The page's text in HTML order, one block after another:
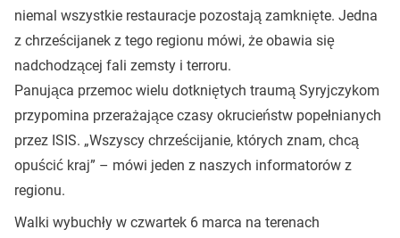
niemal wszystkie restauracje pozostają zamknięte. Jedna
z chrześcijanek z tego regionu mówi, że obawia się
nadchodzącej fali zemsty i terroru.
Panująca przemoc wielu dotkniętych traumą Syryjczykom
przypomina przerażające czasy okrucieństw popełnianych
przez ISIS. „Wszyscy chrześcijanie, których znam, chcą
opuścić kraj” – mówi jeden z naszych informatorów z
regionu.
Walki wybuchły w czwartek 6 marca na terenach